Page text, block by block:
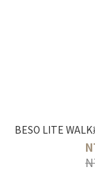
BESO LITE